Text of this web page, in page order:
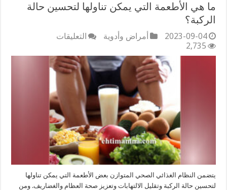
ما هي الأطعمة التي يمكن تناولها لتحسين حالة
الركبة؟
2023-09-04 أمراض وأدوية التعليقات
هي
الأطعمة
التي
يمكن
تناولها
لتحسين
حالة
الركبة؟
مغلقة
2,735
يتضمن النظام الغذائي الصحي المتوازن بعض الأطعمة التي يمكن تناولها
لتحسين حالة الركبة وتقليل الالتهابات وتعزيز صحة العظام والغضاريف. ومن